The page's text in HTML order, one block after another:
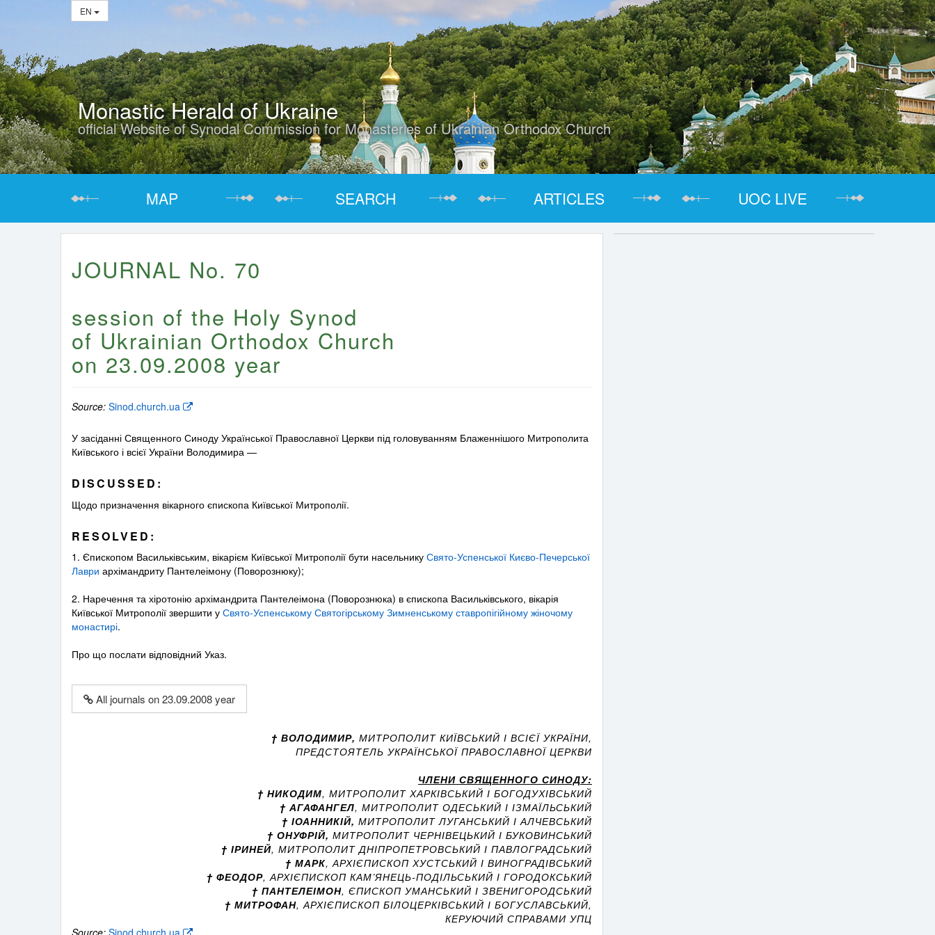
EN
Monastic Herald of Ukraine
official Website of Synodal Commission for Monasteries of Ukrainian Orthodox Church
MAP SEARCH ARTICLES UOC LIVE
JOURNAL No. 70
session of the Holy Synod
of Ukrainian Orthodox Church
on 23.09.2008 year
Source: Sinod.church.ua
У засіданні Священного Синоду Української Православної Церкви під головуванням Блаженнішого Митрополита
Київського і всієї України Володимира —
DISCUSSED:
Щодо призначення вікарного єпископа Київської Митрополії.
RESOLVED:
1. Єпископом Васильківським, вікарієм Київської Митрополії бути насельнику Свято-Успенської Києво-Печерської
Лаври архімандриту Пантелеімону (Поворознюку);
2. Наречення та хіротонію архімандрита Пантелеімона (Поворознюка) в єпископа Васильківського, вікарія
Київської Митрополії звершити у Свято-Успенському Святогірському Зимненському ставропігійному жіночому
монастирі.
Про що послати відповідний Указ.
All journals on 23.09.2008 year
† ВОЛОДИМИР, МИТРОПОЛИТ КИЇВСЬКИЙ І ВСІЄЇ УКРАЇНИ,
ПРЕДСТОЯТЕЛЬ УКРАЇНСЬКОЇ ПРАВОСЛАВНОЇ ЦЕРКВИ
ЧЛЕНИ СВЯЩЕННОГО СИНОДУ:
† НИКОДИМ, МИТРОПОЛИТ ХАРКІВСЬКИЙ І БОГОДУХІВСЬКИЙ
† АГАФАНГЕЛ, МИТРОПОЛИТ ОДЕСЬКИЙ І ІЗМАЇЛЬСЬКИЙ
† ІОАННИКІЙ, МИТРОПОЛИТ ЛУГАНСЬКИЙ І АЛЧЕВСЬКИЙ
† ОНУФРІЙ, МИТРОПОЛИТ ЧЕРНІВЕЦЬКИЙ І БУКОВИНСЬКИЙ
† ІРИНЕЙ, МИТРОПОЛИТ ДНІПРОПЕТРОВСЬКИЙ І ПАВЛОГРАДСЬКИЙ
† МАРК, АРХІЄПИСКОП ХУСТСЬКИЙ І ВИНОГРАДІВСЬКИЙ
† ФЕОДОР, АРХІЄПИСКОП КАМ’ЯНЕЦЬ-ПОДІЛЬСЬКИЙ І ГОРОДОКСЬКИЙ
† ПАНТЕЛЕІМОН, ЄПИСКОП УМАНСЬКИЙ І ЗВЕНИГОРОДСЬКИЙ
† МИТРОФАН, АРХІЄПИСКОП БІЛОЦЕРКІВСЬКИЙ І БОГУСЛАВСЬКИЙ,
КЕРУЮЧИЙ СПРАВАМИ УПЦ
Source: Sinod.church.ua